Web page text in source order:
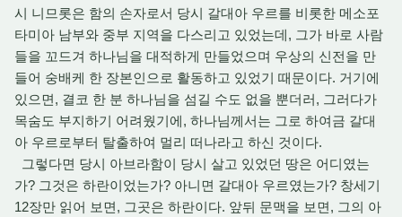
시 니므롯은 함의 손자로서 당시 갈대아 우르를 비롯한 메소포
타미아 남부와 중부 지역을 다스리고 있었는데, 그가 바로 사람
들을 꼬드겨 하나님을 대적하게 만들었으며 우상의 신전을 만
들어 숭배케 한 장본인으로 활동하고 있었기 때문이다. 거기에
있으면, 결코 한 분 하나님을 섬길 수도 없을 뿐더러, 그러다가
목숨도 부지하기 어려웠기에, 하나님께서는 그로 하여금 갈대
아 우르로부터 탈출하여 멀리 떠나라고 하신 것이다.
그렇다면 당시 아브라함이 당시 살고 있었던 땅은 어디였는
가? 그것은 하란이었는가? 아니면 갈대아 우르였는가? 창세기
12장만 읽어 보면, 그곳은 하란이다. 앞뒤 문맥을 보면, 그의 아